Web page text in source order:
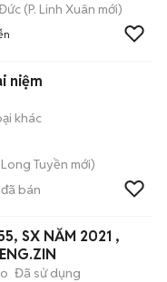
(P. Linh Xuân mới)
niệm
khác
Long Tuyền mới)
đã bán
SX NĂM 2021 ,
Đã sử dụng